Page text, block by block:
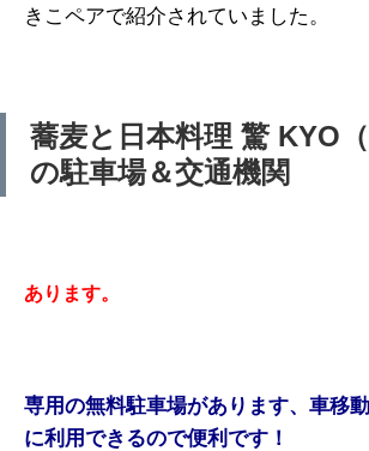
きこペアで紹介されていました。
蕎麦と日本料理 驚 KYO（
の駐車場＆交通機関
あります。
専用の無料駐車場があります、車移
に利用できるので便利です！